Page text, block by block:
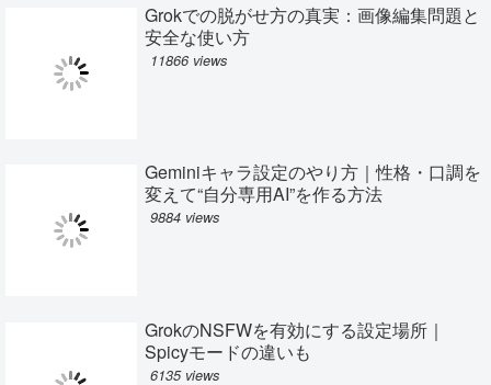
Grokでの脱がせ方の真実：画像編集問題と
安全な使い方
11866 views
Geminiキャラ設定のやり方｜性格・口調を
変えて“自分専用AI”を作る方法
9884 views
GrokのNSFWを有効にする設定場所｜
Spicyモードの違いも
6135 views